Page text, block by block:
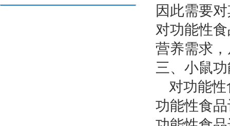
因此需要
对功能性
营养需求
三、小鼠
对功能
功能性食